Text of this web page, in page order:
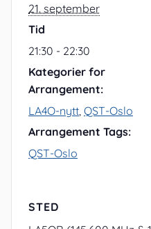
21. september
Tid
21:30 - 22:30
Kategorier for
Arrangement:
LA4O-nytt QST-Oslo
Arrangement Tags:
QST-Oslo
STED